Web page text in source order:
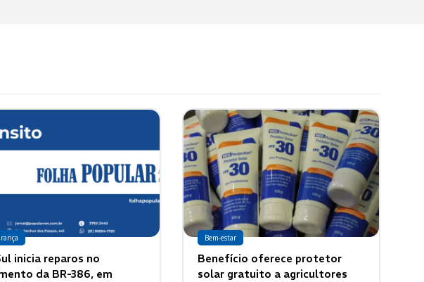
inicia reparos no
da BR-386, em
Bem-estar
Benefício oferece protetor
solar gratuito a agricultores